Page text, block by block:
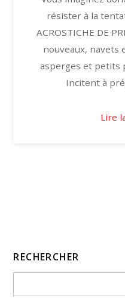
résister à la
ACROSTICHE DE
nouveaux, navets
asperges et petits
Incitent à
Lire
RECHERCHER